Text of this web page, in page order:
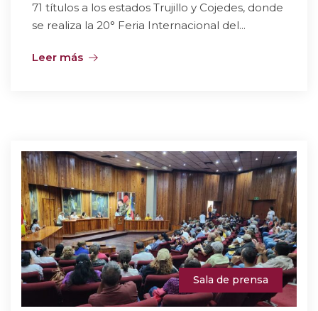
71 títulos a los estados Trujillo y Cojedes, donde
se realiza la 20° Feria Internacional del...
Leer más
Sala de prensa